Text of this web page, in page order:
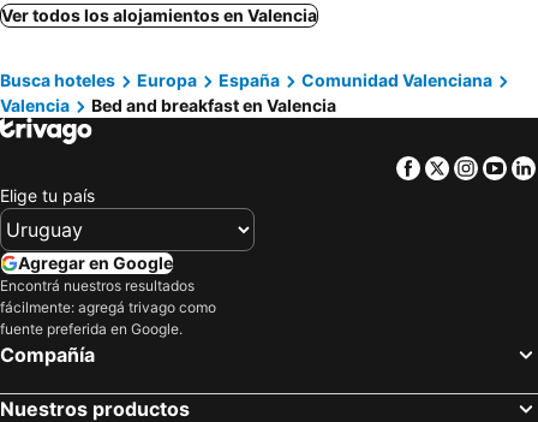
Vall de Almonacid, bed and breakfasts
Turís, bed and breakfasts
Alacuás, bed and breakfasts
Villamarchante, bed and breakfasts
Bétera, bed and breakfasts
Alfara del Patriarca, bed and breakfasts
Casinos, bed and breakfasts
Ver todos los alojamientos en Valencia
Busca hoteles Europa España
Comunidad Valenciana
Valencia
Bed and breakfast en Valencia
Facebook
Twitter
Elige tu país
Agregar en Google
Encontrá nuestros resultados
fácilmente: agregá trivago como
fuente preferida en Google.
Compañía
Nuestros productos